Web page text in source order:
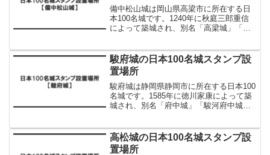
備中松山城は岡山県高梁市に所在する日
本100名城です。1240年に秋庭三郎重信
によって築城され、別名「高梁城」「松
置場所について解説します。備中松山城
の日本100名...
駿府城の日本100名城スタンプ設
置場所
駿府城は静岡県静岡市に所在する日本100
名城です。1585年に徳川家康によって築
城され、別名「府中城」「駿河府中城」
す。この記事では、駿府城の日本100名城
スタンプ設置場...
高松城の日本100名城スタンプ設
置場所